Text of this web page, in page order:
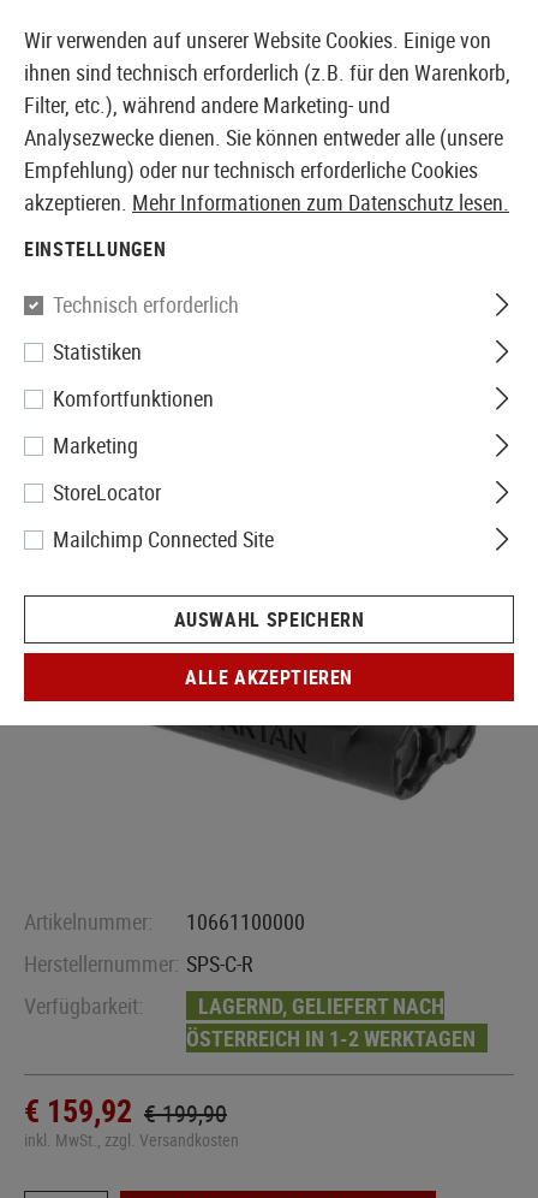
EUROPÄISCHER AIRSOFT SHOP & GROßHÄNDLER
Lasermax
SPS-C-R Laser/Light Combo
Red
Artikelnummer:
10661100000
Herstellernummer: SPS-C-R
Verfügbarkeit:
LAGERND, GELIEFERT NACH
ÖSTERREICH IN 1-2 WERKTAGEN
€ 159,92 € 199,90
inkl. MwSt., zzgl. Versandkosten
Wir verwenden auf unserer Website Cookies. Einige von
ihnen sind technisch erforderlich (z.B. für den Warenkorb,
Filter, etc.), während andere Marketing- und
Analysezwecke dienen. Sie können entweder alle (unsere
Empfehlung) oder nur technisch erforderliche Cookies
akzeptieren. Mehr Informationen zum Datenschutz lesen.
EINSTELLUNGEN
Technisch erforderlich
Statistiken
Komfortfunktionen
Marketing
StoreLocator
Mailchimp Connected Site
AUSWAHL SPEICHERN
ALLE AKZEPTIEREN